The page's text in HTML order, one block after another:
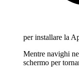
per installare la
Mentre navighi
schermo per